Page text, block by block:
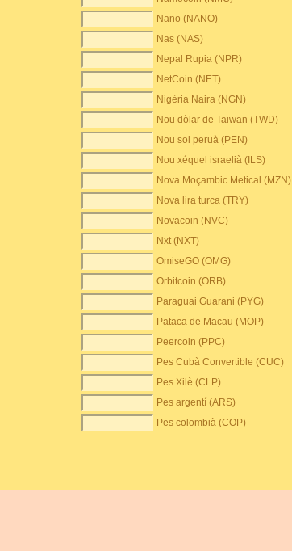
Nano (NANO)
Nas (NAS)
Nepal Rupia (NPR)
NetCoin (NET)
Nigèria Naira (NGN)
Nou dòlar de Taiwan (TWD)
Nou sol peruà (PEN)
Nou xéquel israelià (ILS)
Nova Moçambic Metical (MZN)
Nova lira turca (TRY)
Novacoin (NVC)
Nxt (NXT)
OmiseGO (OMG)
Orbitcoin (ORB)
Paraguai Guarani (PYG)
Pataca de Macau (MOP)
Peercoin (PPC)
Pes Cubà Convertible (CUC)
Pes Xilè (CLP)
Pes argentí (ARS)
Pes colombià (COP)